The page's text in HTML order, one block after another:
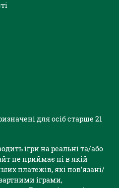
для осіб старше 21
ігри на реальні та/або
не приймає ні в якій
платежів, які пов’язані/
іграми,